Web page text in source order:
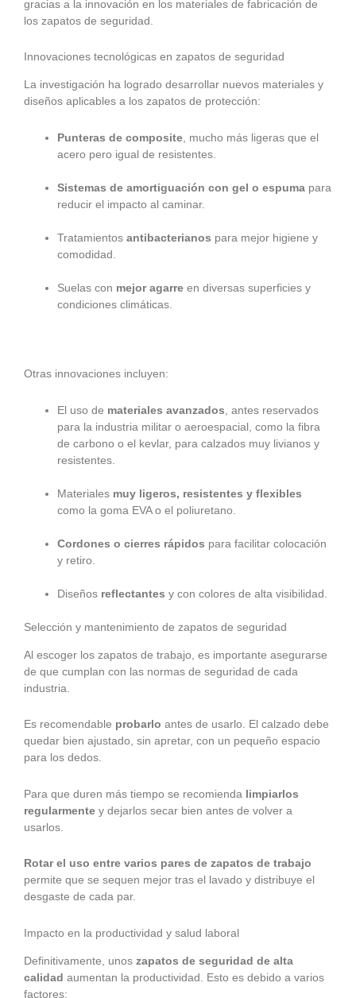
gracias a la innovación en los materiales de fabricación de
los zapatos de seguridad.
Innovaciones tecnológicas en zapatos de seguridad
La investigación ha logrado desarrollar nuevos materiales y
diseños aplicables a los zapatos de protección:
Punteras de composite , mucho más ligeras que el
acero pero igual de resistentes.
Sistemas de amortiguación con gel o espuma para
reducir el impacto al caminar.
Tratamientos antibacterianos para mejor higiene y
comodidad.
Suelas con mejor agarre en diversas superficies y
condiciones climáticas.
Otras innovaciones incluyen:
El uso de materiales avanzados , antes reservados
para la industria militar o aeroespacial, como la fibra
de carbono o el kevlar, para calzados muy livianos y
resistentes.
Materiales muy ligeros, resistentes y flexibles
como la goma EVA o el poliuretano.
Cordones o cierres rápidos para facilitar colocación
y retiro.
Diseños reflectantes y con colores de alta visibilidad.
Selección y mantenimiento de zapatos de seguridad
Al escoger los zapatos de trabajo, es importante asegurarse
de que cumplan con las normas de seguridad de cada
industria.
Es recomendable probarlo antes de usarlo. El calzado debe
quedar bien ajustado, sin apretar, con un pequeño espacio
para los dedos.
Para que duren más tiempo se recomienda limpiarlos
regularmente y dejarlos secar bien antes de volver a
usarlos.
Rotar el uso entre varios pares de zapatos de trabajo
permite que se sequen mejor tras el lavado y distribuye el
desgaste de cada par.
Impacto en la productividad y salud laboral
Definitivamente, unos zapatos de seguridad de alta
calidad aumentan la productividad. Esto es debido a varios
factores: